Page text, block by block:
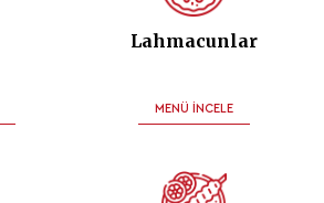
Lahmacunlar
MENÜ İNCELE